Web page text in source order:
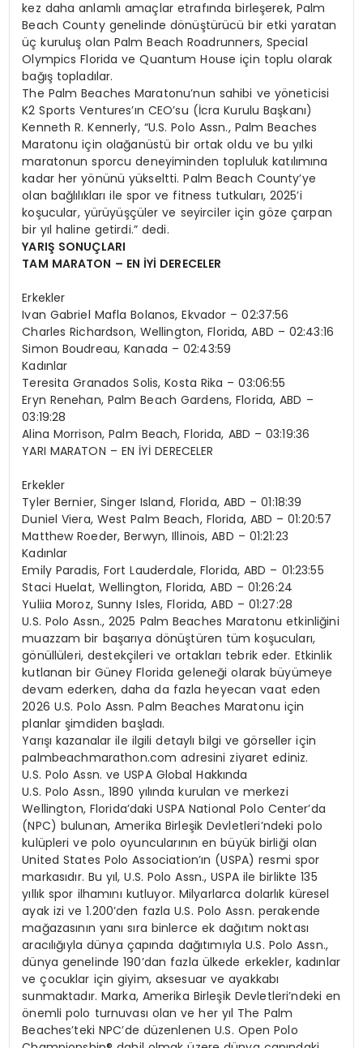
kez daha anlamlı amaçlar etrafında birleşerek, Palm
Beach County genelinde dönüştürücü bir etki yaratan
üç kuruluş olan Palm Beach Roadrunners, Special
Olympics Florida ve Quantum House için toplu olarak
bağış topladılar.
The Palm Beaches Maratonu’nun sahibi ve yöneticisi
K2 Sports Ventures’ın CEO’su (İcra Kurulu Başkanı)
Kenneth R. Kennerly, “U.S. Polo Assn., Palm Beaches
Maratonu için olağanüstü bir ortak oldu ve bu yılki
maratonun sporcu deneyiminden topluluk katılımına
kadar her yönünü yükseltti. Palm Beach County’ye
olan bağlılıkları ile spor ve fitness tutkuları, 2025’i
koşucular, yürüyüşçüler ve seyirciler için göze çarpan
bir yıl haline getirdi.” dedi.
YARIŞ SONUÇLARI
TAM MARATON – EN İYİ DERECELER
Erkekler
Ivan Gabriel Mafla Bolanos, Ekvador – 02:37:56
Charles Richardson, Wellington, Florida, ABD – 02:43:16
Simon Boudreau, Kanada – 02:43:59
Kadınlar
Teresita Granados Solis, Kosta Rika – 03:06:55
Eryn Renehan, Palm Beach Gardens, Florida, ABD –
03:19:28
Alina Morrison, Palm Beach, Florida, ABD – 03:19:36
YARI MARATON – EN İYİ DERECELER
Erkekler
Tyler Bernier, Singer Island, Florida, ABD – 01:18:39
Duniel Viera, West Palm Beach, Florida, ABD – 01:20:57
Matthew Roeder, Berwyn, Illinois, ABD – 01:21:23
Kadınlar
Emily Paradis, Fort Lauderdale, Florida, ABD – 01:23:55
Staci Huelat, Wellington, Florida, ABD – 01:26:24
Yuliia Moroz, Sunny Isles, Florida, ABD – 01:27:28
U.S. Polo Assn., 2025 Palm Beaches Maratonu etkinliğini
muazzam bir başarıya dönüştüren tüm koşucuları,
gönüllüleri, destekçileri ve ortakları tebrik eder. Etkinlik
kutlanan bir Güney Florida geleneği olarak büyümeye
devam ederken, daha da fazla heyecan vaat eden
2026 U.S. Polo Assn. Palm Beaches Maratonu için
planlar şimdiden başladı.
Yarışı kazanalar ile ilgili detaylı bilgi ve görseller için
palmbeachmarathon.com adresini ziyaret ediniz.
U.S. Polo Assn. ve USPA Global Hakkında
U.S. Polo Assn., 1890 yılında kurulan ve merkezi
Wellington, Florida’daki USPA National Polo Center’da
(NPC) bulunan, Amerika Birleşik Devletleri’ndeki polo
kulüpleri ve polo oyuncularının en büyük birliği olan
United States Polo Association’ın (USPA) resmi spor
markasıdır. Bu yıl, U.S. Polo Assn., USPA ile birlikte 135
yıllık spor ilhamını kutluyor. Milyarlarca dolarlık küresel
ayak izi ve 1.200’den fazla U.S. Polo Assn. perakende
mağazasının yanı sıra binlerce ek dağıtım noktası
aracılığıyla dünya çapında dağıtımıyla U.S. Polo Assn.,
dünya genelinde 190’dan fazla ülkede erkekler, kadınlar
ve çocuklar için giyim, aksesuar ve ayakkabı
sunmaktadır. Marka, Amerika Birleşik Devletleri’ndeki en
önemli polo turnuvası olan ve her yıl The Palm
Beaches’teki NPC’de düzenlenen U.S. Open Polo